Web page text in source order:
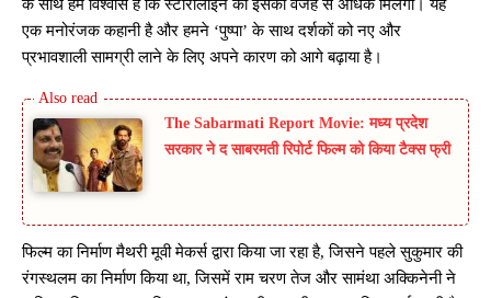
के साथ हमें विश्वास है कि स्टोरीलाइन को इसकी वजह से अधिक मिलेगा। यह
एक मनोरंजक कहानी है और हमने ‘पुष्पा’ के साथ दर्शकों को नए और
प्रभावशाली सामग्री लाने के लिए अपने कारण को आगे बढ़ाया है।
The Sabarmati Report Movie: मध्य प्रदेश
सरकार ने द साबरमती रिपोर्ट फिल्म को किया टैक्स फ्री
फिल्म का निर्माण मैथरी मूवी मेकर्स द्वारा किया जा रहा है, जिसने पहले सुकुमार की
रंगस्थलम का निर्माण किया था, जिसमें राम चरण तेज और सामंथा अक्किनेनी ने